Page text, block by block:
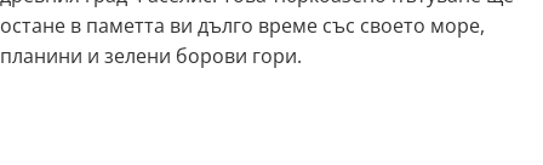
остане в паметта ви дълго време със своето море,
планини и зелени борови гори.